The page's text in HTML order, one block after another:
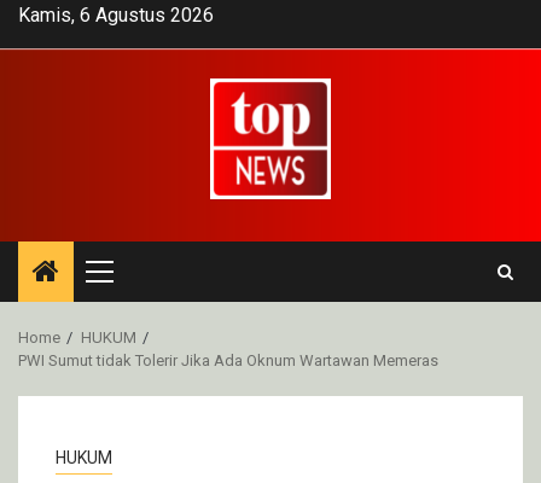
SkipKamis, 6 Agustus 2026
Primary
Menu
Home
HUKUM
PWI Sumut tidak Tolerir Jika Ada Oknum Wartawan Memeras
HUKUM